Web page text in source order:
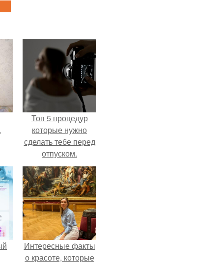
Топ 5 процедур
которые нужно
сделать тебе перед
отпуском.
Интересные факты
о красоте, которые